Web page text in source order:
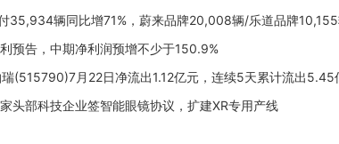
35,934辆同比增71%，蔚来品牌20,008辆/乐道品牌
预告，中期净利润预增不少于150.9%
(515790)7月22日净流出1.12亿元，连续5天累计流出5.45
头部科技企业签智能眼镜协议，扩建XR专用产线